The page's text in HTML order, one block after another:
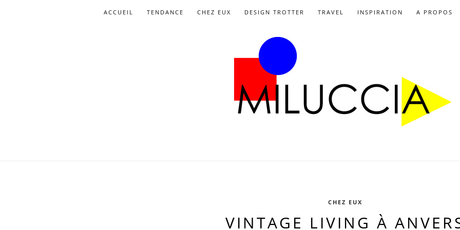
ACCUEIL TENDANCE CHEZ EUX DESIGN TROTTER TRAVEL INSPIRATION A PROPOS
CHEZ EUX
VINTAGE LIVING À